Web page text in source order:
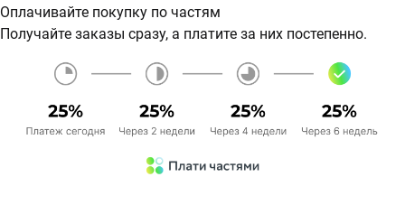
Оплачивайте покупку по частям
Получайте заказы сразу, а платите за них постепенно.